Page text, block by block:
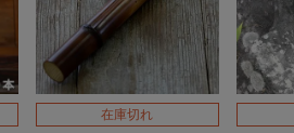
在庫切れ